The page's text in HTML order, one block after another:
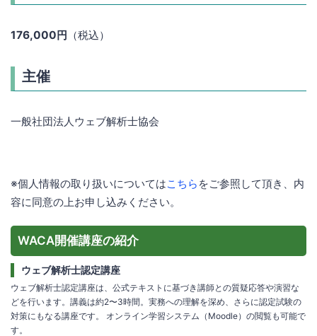
176,000円 （税込）
主催
一般社団法人ウェブ解析士協会
※個人情報の取り扱いについてはこちら をご参照して頂き、内
容に同意の上お申し込みください。
WACA開催講座の紹介
ウェブ解析士認定講座
ウェブ解析士認定講座は、公式テキストに基づき講師との質疑応答や演習な
どを行います。講義は約2〜3時間。実務への理解を深め、さらに認定試験の
対策にもなる講座です。 オンライン学習システム（Moodle）の閲覧も可能で
す。